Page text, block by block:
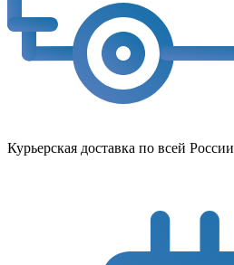
Курьерская доставка по всей России